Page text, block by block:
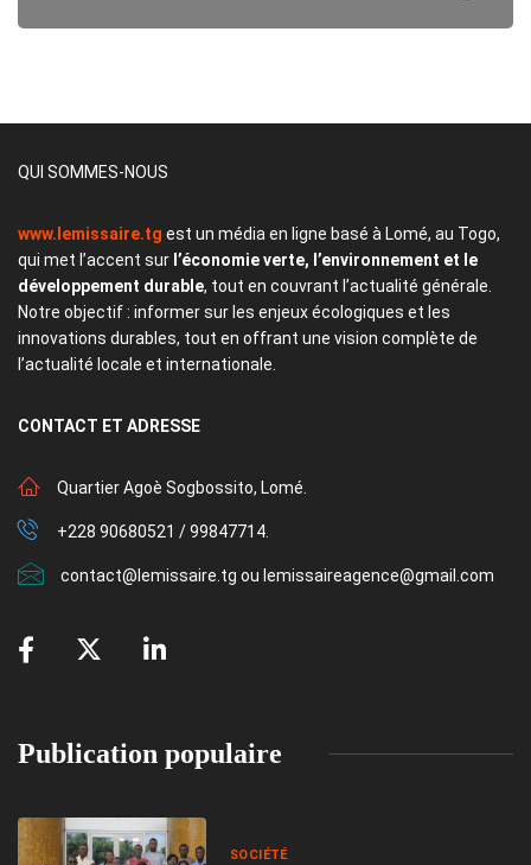
QUI SOMMES-NOUS
www.lemissaire.tg est un média en ligne basé à Lomé, au Togo,
qui met l’accent sur l’économie verte, l’environnement et le
développement durable, tout en couvrant l’actualité générale.
Notre objectif : informer sur les enjeux écologiques et les
innovations durables, tout en offrant une vision complète de
l’actualité locale et internationale.
CONTACT ET ADRESSE
Quartier Agoè Sogbossito, Lomé.
+228 90680521 / 99847714.
contact@lemissaire.tg ou lemissaireagence@gmail.com
Publication populaire
SOCIÉTÉ